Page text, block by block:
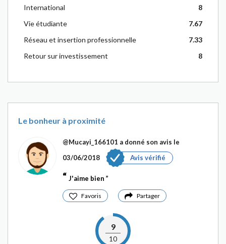
International
8
Vie étudiante
7.67
Réseau et insertion professionnelle
7.33
Retour sur investissement
8
Le bonheur à proximité
@Mucayi_166101 a donné son avis le
03/06/2018
Avis vérifié
J'aime bien
Favoris Partager
9
10